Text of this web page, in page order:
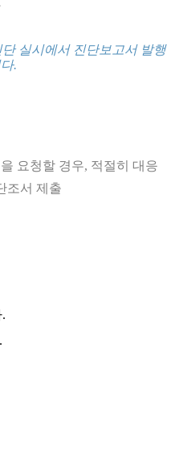
실시에서 진단보고서 발행
.
요청할 경우, 적절히 대응
조서 제출